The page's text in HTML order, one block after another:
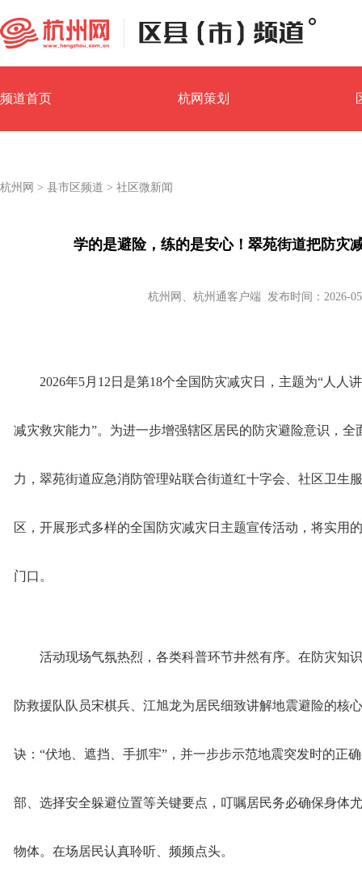
频道首页 杭网策划
杭州网 > 县市区频道 > 社区微新闻
学的是避险，练的是安心！翠苑街道把防灾
杭州网、杭州通客户端 发布时间：2026-
2026年5月12日是第18个全国防灾减灾日，主题为“人
减灾救灾能力”。为进一步增强辖区居民的防灾避险意识，
力，翠苑街道应急消防管理站联合街道红十字会、社区卫生
区，开展形式多样的全国防灾减灾日主题宣传活动，将实用
门口。
活动现场气氛热烈，各类科普环节井然有序。在防灾知
防救援队队员宋棋兵、江旭龙为居民细致讲解地震避险的核
诀：“伏地、遮挡、手抓牢”，并一步步示范地震突发时的正
部、选择安全躲避位置等关键要点，叮嘱居民务必确保身体
物体。在场居民认真聆听、频频点头。